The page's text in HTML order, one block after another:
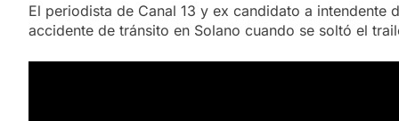
El periodista de Canal 13 y ex candidato a
accidente de tránsito en Solano cuando se soltó el